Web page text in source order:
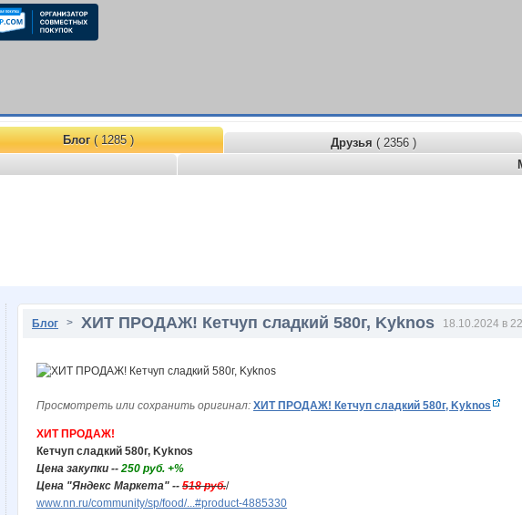
Блог( 1285 ) Друзья ( 2356 )
Блог > ХИТ ПРОДАЖ! Кетчуп сладкий 580г, Kyknos 18.10.2024 в
Просмотреть или сохранить оригинал: ХИТ ПРОДАЖ! Кетчуп сладкий 580г, Kyknos
ХИТ ПРОДАЖ!
Кетчуп сладкий 580г, Kyknos
Цена закупки --250 руб. +%
Цена "Яндекс Маркета" -- 518 руб./
www.nn.ru/community/sp/food/...#product-4885330